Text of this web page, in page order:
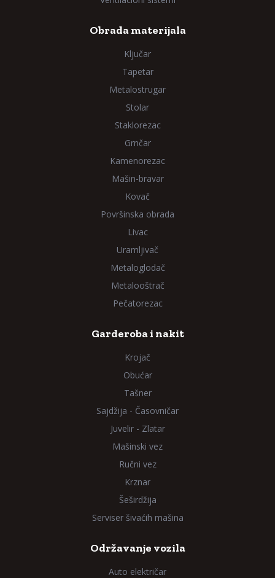
Obrada materijala
Ključar
Tapetar
Metalostrugar
Stolar
Staklorezac
Grnčar
Kamenorezac
Mašin-bravar
Kovač
Površinska obrada
Livac
Uramljivač
Metaloglodač
Metalooštrač
Pečatorezac
Garderoba i nakit
Krojač
Obućar
Tašner
Sajdžija - Časovničar
Juvelir - Zlatar
Mašinski vez
Ručni vez
Krznar
Šeširdžija
Serviser šivaćih mašina
Održavanje vozila
Auto električar